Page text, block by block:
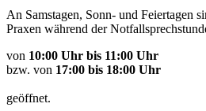
An Samstagen, Sonn- und Feiertagen
Praxen während der
von 10:00 Uhr bis 11:00 Uhr
bzw. von 17:00 bis 18:00 Uhr
geöffnet.